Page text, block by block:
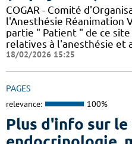
COGAR - Comité
l'Anesthésie Réanimation
partie " Patient " de ce
relatives à l'anesthésie et
18/02/2026 15:25
PAGES
relevance: 100%
Plus d'info sur le